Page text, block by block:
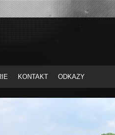
KONTAKT ODKAZY